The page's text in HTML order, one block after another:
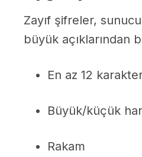
Zayıf şifreler,
büyük açıklarından
En az 12
Büyük/küçük
Rakam